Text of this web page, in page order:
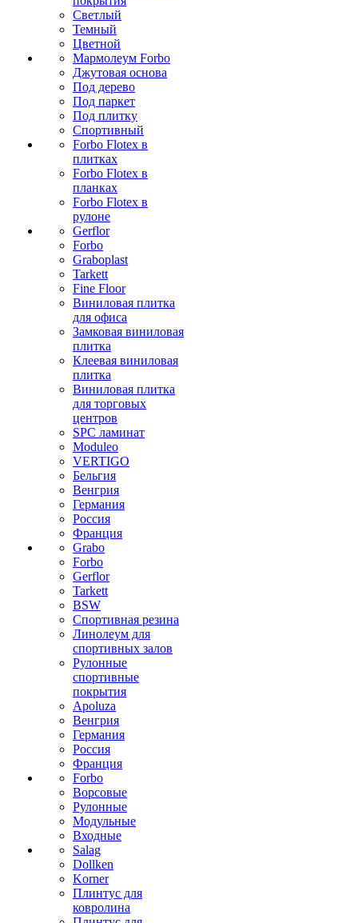
Светлый
Темный
Цветной
Мармолеум Forbo
Джутовая основа
Под дерево
Под паркет
Под плитку
Спортивный
Forbo Flotex в
плитках
Forbo Flotex в
планках
Forbo Flotex в
рулоне
Gerflor
Forbo
Graboplast
Tarkett
Fine Floor
Виниловая плитка
для офиса
Замковая виниловая
плитка
Клеевая виниловая
плитка
Виниловая плитка
для торговых
центров
SPC ламинат
Moduleo
VERTIGO
Бельгия
Венгрия
Германия
Россия
Франция
Grabo
Forbo
Gerflor
Tarkett
BSW
Спортивная резина
Линолеум для
спортивных залов
Рулонные
спортивные
покрытия
Apoluza
Венгрия
Германия
Россия
Франция
Forbo
Ворсовые
Рулонные
Модульные
Входные
Salag
Dollken
Korner
Плинтус для
ковролина